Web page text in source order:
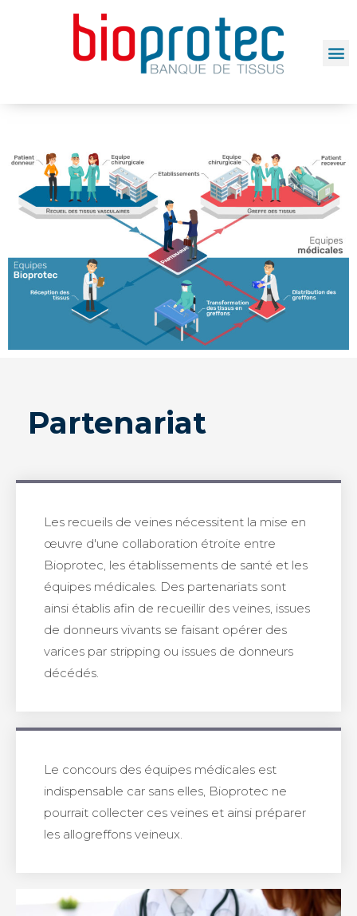
Partenariat
Les recueils de veines nécessitent la mise en
œuvre d'une collaboration étroite entre
Bioprotec, les établissements de santé et les
équipes médicales. Des partenariats sont
ainsi établis afin de recueillir des veines, issues
de donneurs vivants se faisant opérer des
varices par stripping ou issues de donneurs
décédés.
Le concours des équipes médicales est
indispensable car sans elles, Bioprotec ne
pourrait collecter ces veines et ainsi préparer
les allogreffons veineux.